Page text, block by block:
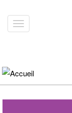
au
contenuToggle